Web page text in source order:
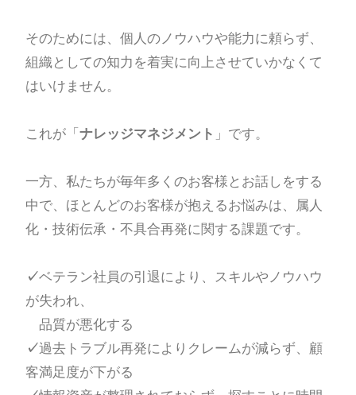
そのためには、個人のノウハウや能力に頼らず、
組織としての知力を着実に向上させていかなくて
はいけません。
これが「 ナレッジマネジメント 」です。
一方、私たちが毎年多くのお客様とお話しをする
中で、ほとんどのお客様が抱えるお悩みは、属人
化・技術伝承・不具合再発に関する課題です。
✓ベテラン社員の引退により、スキルやノウハウ
が失われ、
品質が悪化する
✓過去トラブル再発によりクレームが減らず、顧
客満足度が下がる